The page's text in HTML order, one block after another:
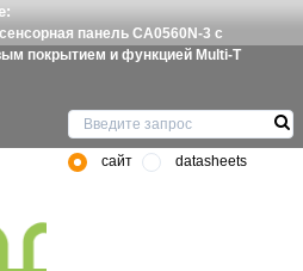
панель CA0560N-3 с
покрытием и функцией Multi-T
сайт datasheets